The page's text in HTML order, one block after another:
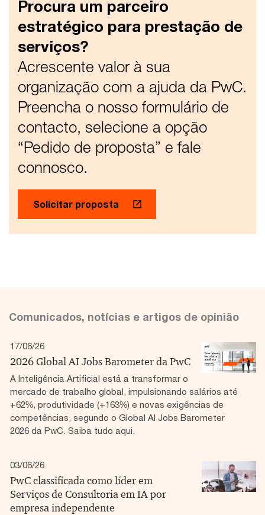
Procura um parceiro
estratégico para prestação de
serviços?
Acrescente valor à sua
organização com a ajuda da PwC.
Preencha o nosso formulário de
contacto, selecione a opção
“Pedido de proposta” e fale
connosco.
Solicitar proposta
Comunicados, notícias e artigos de opinião
17/06/26
2026 Global AI Jobs Barometer da PwC
A Inteligência Artificial está a transformar o
mercado de trabalho global, impulsionando salários até
+62%, produtividade (+163%) e novas exigências de
competências, segundo o Global AI Jobs Barometer
2026 da PwC. Saiba tudo aqui.
03/06/26
PwC classificada como líder em
Serviços de Consultoria em IA por
empresa independente